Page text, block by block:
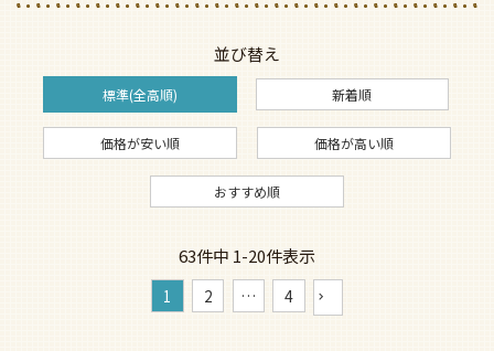
並び替え
標準(全高順) 新着順
価格が安い順 価格が高い順
おすすめ順
63件中 1-20件表示
1 2 … 4